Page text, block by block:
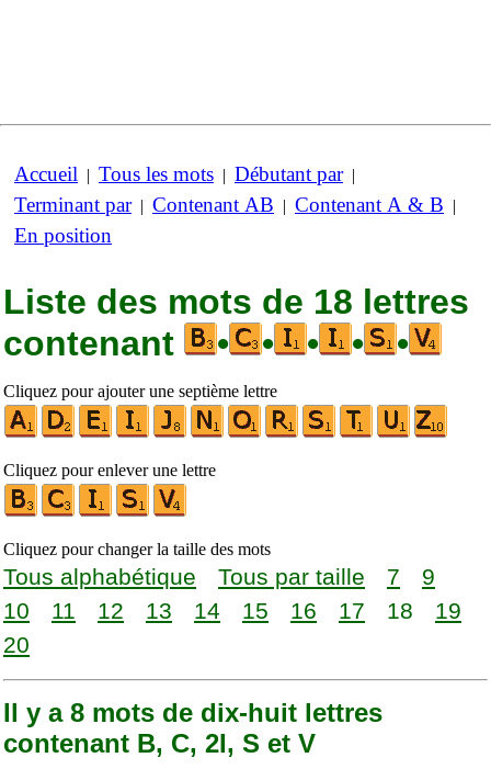
Accueil | Tous les mots | Débutant par|
Terminant par| Contenant AB | Contenant A & B |
En position
Liste des mots de 18 lettres
contenant
• • • • •
Cliquez pour ajouter une septième lettre
Cliquez pour enlever une lettre
Cliquez pour changer la taille des mots
Tous alphabétique Tous par taille 7
9
10
11 12 13 14 15 16 17 18
19
20
Il y a 8 mots de dix-huit lettres
contenant B, C, 2I, S et V